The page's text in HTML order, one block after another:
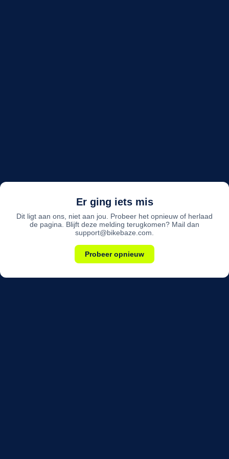
Er ging iets mis
Dit ligt aan ons, niet aan jou. Probeer het opnieuw of herlaad
de pagina. Blijft deze melding terugkomen? Mail dan
support@bikebaze.com.
Probeer opnieuw